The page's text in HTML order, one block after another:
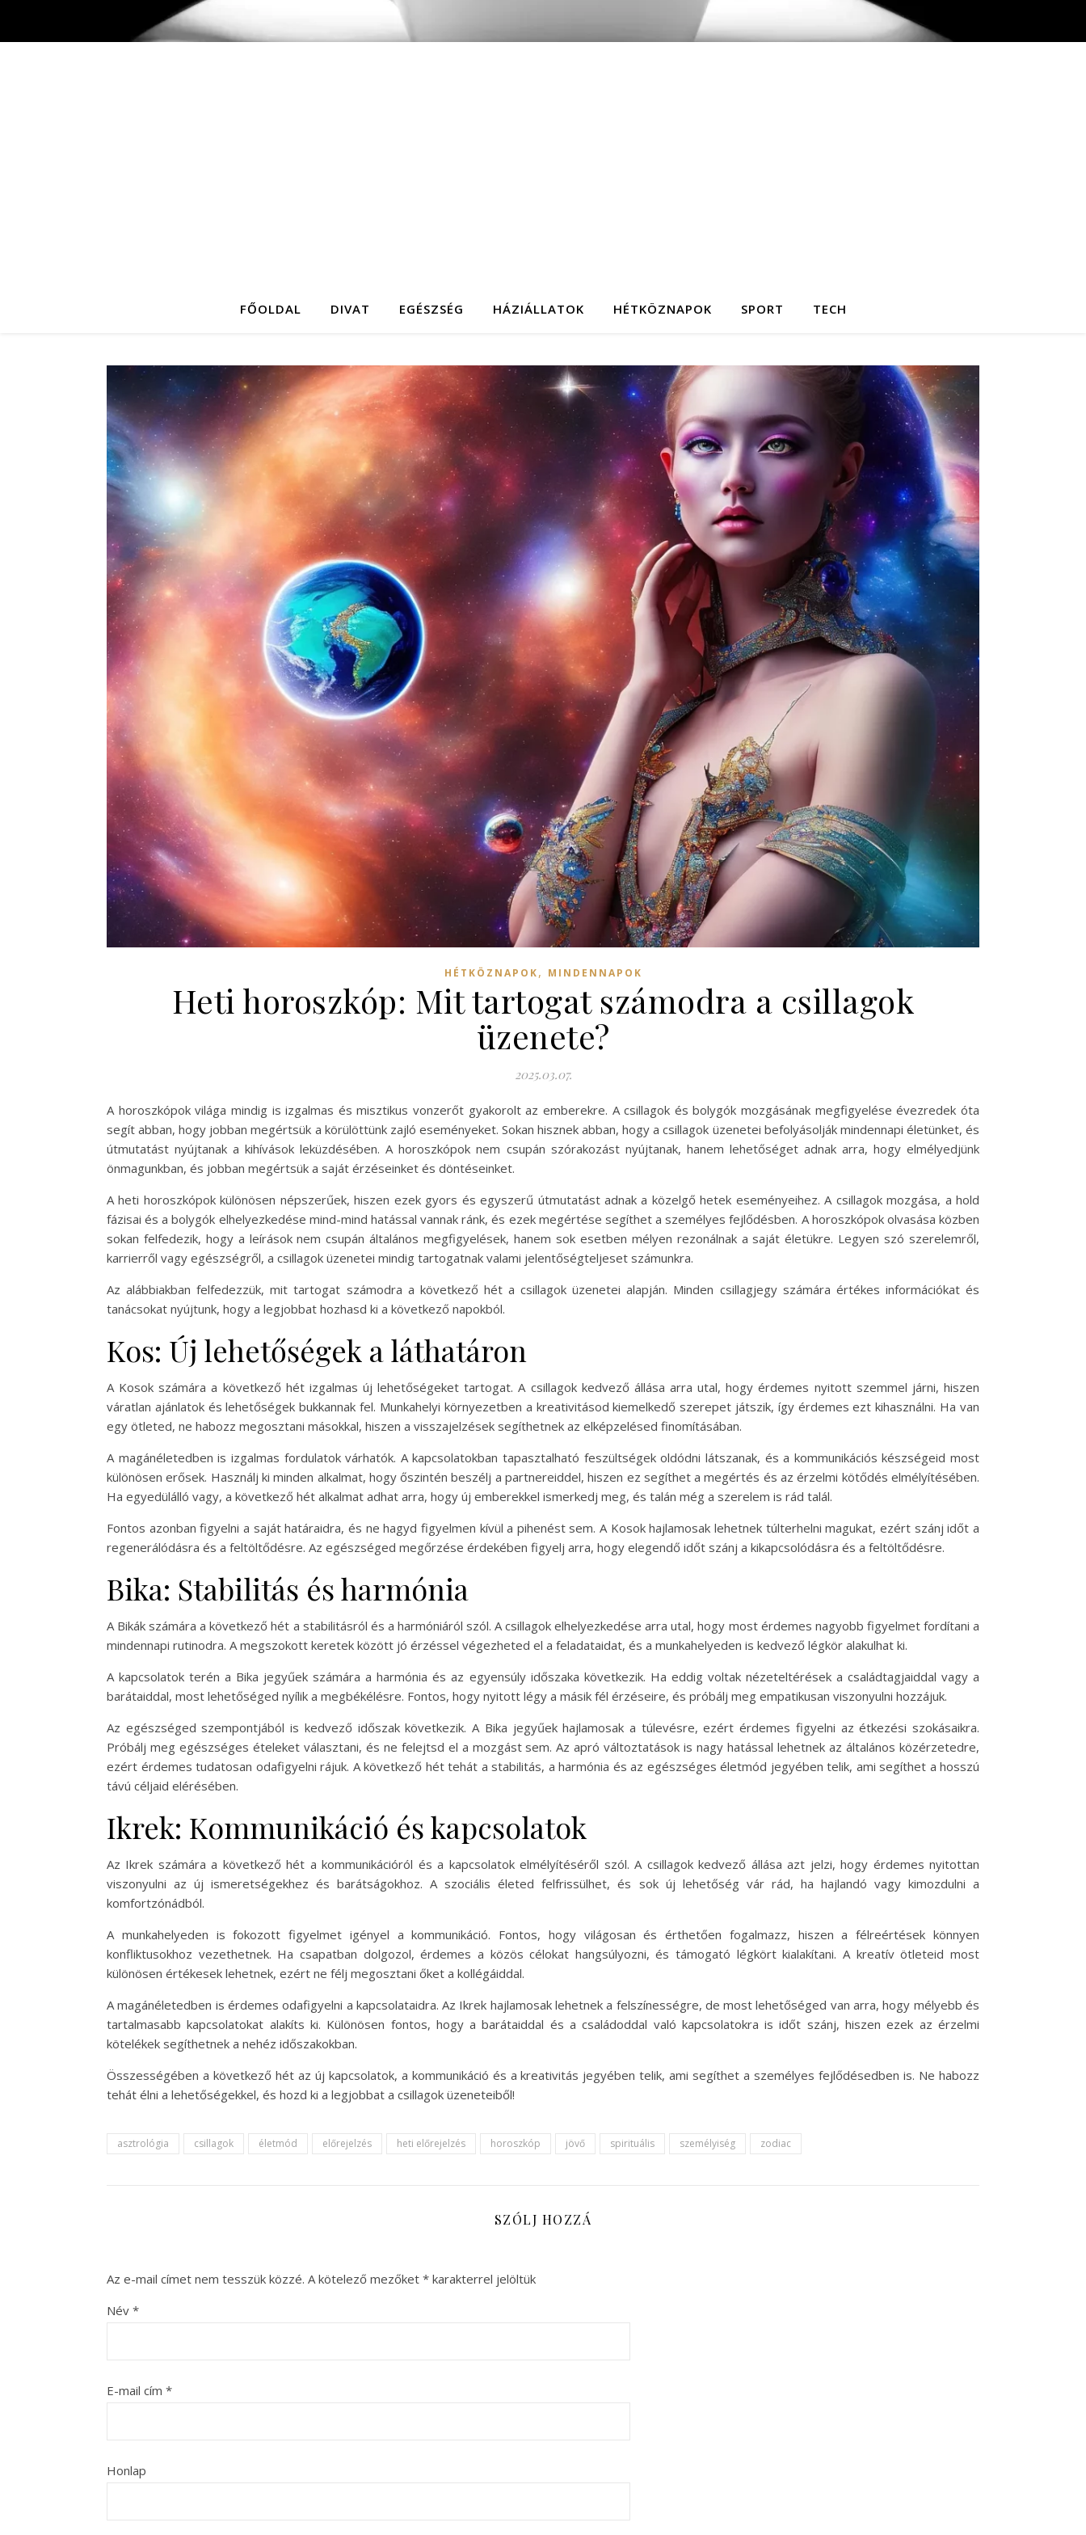
FŐOLDAL DIVAT EGÉSZSÉG HÁZIÁLLATOK HÉTKÖZNAPOK SPORT TECH
HÉTKÖZNAPOK, MINDENNAPOK
Heti horoszkóp: Mit tartogat számodra a csillagok
üzenete?
2025.03.07.
A horoszkópok világa mindig is izgalmas és misztikus vonzerőt gyakorolt az emberekre. A csillagok és bolygók mozgásának megfigyelése évezredek óta
segít abban, hogy jobban megértsük a körülöttünk zajló eseményeket. Sokan hisznek abban, hogy a csillagok üzenetei befolyásolják mindennapi életünket, és
útmutatást nyújtanak a kihívások leküzdésében. A horoszkópok nem csupán szórakozást nyújtanak, hanem lehetőséget adnak arra, hogy elmélyedjünk
önmagunkban, és jobban megértsük a saját érzéseinket és döntéseinket.
A heti horoszkópok különösen népszerűek, hiszen ezek gyors és egyszerű útmutatást adnak a közelgő hetek eseményeihez. A csillagok mozgása, a hold
fázisai és a bolygók elhelyezkedése mind-mind hatással vannak ránk, és ezek megértése segíthet a személyes fejlődésben. A horoszkópok olvasása közben
sokan felfedezik, hogy a leírások nem csupán általános megfigyelések, hanem sok esetben mélyen rezonálnak a saját életükre. Legyen szó szerelemről,
karrierről vagy egészségről, a csillagok üzenetei mindig tartogatnak valami jelentőségteljeset számunkra.
Az alábbiakban felfedezzük, mit tartogat számodra a következő hét a csillagok üzenetei alapján. Minden csillagjegy számára értékes információkat és
tanácsokat nyújtunk, hogy a legjobbat hozhasd ki a következő napokból.
Kos: Új lehetőségek a láthatáron
A Kosok számára a következő hét izgalmas új lehetőségeket tartogat. A csillagok kedvező állása arra utal, hogy érdemes nyitott szemmel járni, hiszen
váratlan ajánlatok és lehetőségek bukkannak fel. Munkahelyi környezetben a kreativitásod kiemelkedő szerepet játszik, így érdemes ezt kihasználni. Ha van
egy ötleted, ne habozz megosztani másokkal, hiszen a visszajelzések segíthetnek az elképzelésed finomításában.
A magánéletedben is izgalmas fordulatok várhatók. A kapcsolatokban tapasztalható feszültségek oldódni látszanak, és a kommunikációs készségeid most
különösen erősek. Használj ki minden alkalmat, hogy őszintén beszélj a partnereiddel, hiszen ez segíthet a megértés és az érzelmi kötődés elmélyítésében.
Ha egyedülálló vagy, a következő hét alkalmat adhat arra, hogy új emberekkel ismerkedj meg, és talán még a szerelem is rád talál.
Fontos azonban figyelni a saját határaidra, és ne hagyd figyelmen kívül a pihenést sem. A Kosok hajlamosak lehetnek túlterhelni magukat, ezért szánj időt a
regenerálódásra és a feltöltődésre. Az egészséged megőrzése érdekében figyelj arra, hogy elegendő időt szánj a kikapcsolódásra és a feltöltődésre.
Bika: Stabilitás és harmónia
A Bikák számára a következő hét a stabilitásról és a harmóniáról szól. A csillagok elhelyezkedése arra utal, hogy most érdemes nagyobb figyelmet fordítani a
mindennapi rutinodra. A megszokott keretek között jó érzéssel végezheted el a feladataidat, és a munkahelyeden is kedvező légkör alakulhat ki.
A kapcsolatok terén a Bika jegyűek számára a harmónia és az egyensúly időszaka következik. Ha eddig voltak nézeteltérések a családtagjaiddal vagy a
barátaiddal, most lehetőséged nyílik a megbékélésre. Fontos, hogy nyitott légy a másik fél érzéseire, és próbálj meg empatikusan viszonyulni hozzájuk.
Az egészséged szempontjából is kedvező időszak következik. A Bika jegyűek hajlamosak a túlevésre, ezért érdemes figyelni az étkezési szokásaikra.
Próbálj meg egészséges ételeket választani, és ne felejtsd el a mozgást sem. Az apró változtatások is nagy hatással lehetnek az általános közérzetedre,
ezért érdemes tudatosan odafigyelni rájuk. A következő hét tehát a stabilitás, a harmónia és az egészséges életmód jegyében telik, ami segíthet a hosszú
távú céljaid elérésében.
Ikrek: Kommunikáció és kapcsolatok
Az Ikrek számára a következő hét a kommunikációról és a kapcsolatok elmélyítéséről szól. A csillagok kedvező állása azt jelzi, hogy érdemes nyitottan
viszonyulni az új ismeretségekhez és barátságokhoz. A szociális életed felfrissülhet, és sok új lehetőség vár rád, ha hajlandó vagy kimozdulni a
komfortzónádból.
A munkahelyeden is fokozott figyelmet igényel a kommunikáció. Fontos, hogy világosan és érthetően fogalmazz, hiszen a félreértések könnyen
konfliktusokhoz vezethetnek. Ha csapatban dolgozol, érdemes a közös célokat hangsúlyozni, és támogató légkört kialakítani. A kreatív ötleteid most
különösen értékesek lehetnek, ezért ne félj megosztani őket a kollégáiddal.
A magánéletedben is érdemes odafigyelni a kapcsolataidra. Az Ikrek hajlamosak lehetnek a felszínességre, de most lehetőséged van arra, hogy mélyebb és
tartalmasabb kapcsolatokat alakíts ki. Különösen fontos, hogy a barátaiddal és a családoddal való kapcsolatokra is időt szánj, hiszen ezek az érzelmi
kötelékek segíthetnek a nehéz időszakokban.
Összességében a következő hét az új kapcsolatok, a kommunikáció és a kreativitás jegyében telik, ami segíthet a személyes fejlődésedben is. Ne habozz
tehát élni a lehetőségekkel, és hozd ki a legjobbat a csillagok üzeneteiből!
asztrológia csillagok életmód előrejelzés heti előrejelzés horoszkóp jövő spirituális személyiség zodiac
SZÓLJ HOZZÁ
Az e-mail címet nem tesszük közzé. A kötelező mezőket * karakterrel jelöltük
Név *
E-mail cím *
Honlap